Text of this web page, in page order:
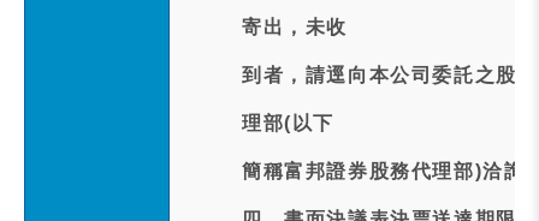
寄出，未收
到者，請逕向本公司委託之股
理部(以下
簡稱富邦證券股務代理部)洽